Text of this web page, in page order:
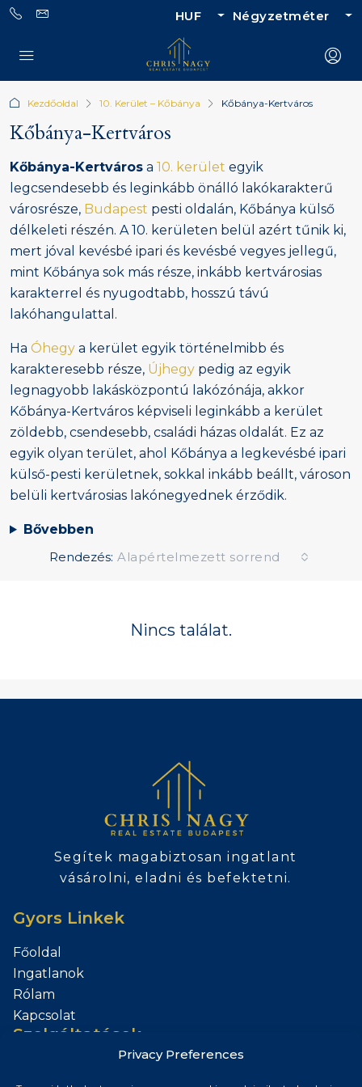
Privacy Preferences
HUF Négyzetméter
Kezdőoldal 10. Kerület – Kőbánya Kőbánya-Kertváros
Kőbánya-Kertváros
Kőbánya-Kertváros a 10. kerület egyik
legcsendesebb és leginkább önálló lakókarakterű
városrésze, Budapest pesti oldalán, Kőbánya külső
délkeleti részén. A 10. kerületen belül azért tűnik ki,
mert jóval kevésbé ipari és kevésbé vegyes jellegű,
mint Kőbánya sok más része, inkább kertvárosias
karakterrel és nyugodtabb, hosszú távú
lakóhangulattal.
Ha Óhegy a kerület egyik történelmibb és
karakteresebb része, Újhegy pedig az egyik
legnagyobb lakásközpontú lakózónája, akkor
Kőbánya-Kertváros képviseli leginkább a kerület
zöldebb, csendesebb, családi házas oldalát. Ez az
egyik olyan terület, ahol Kőbánya a legkevésbé ipari
külső-pesti kerületnek, sokkal inkább beállt, városon
belüli kertvárosias lakónegyednek érződik.
Bővebben
Rendezés: Alapértelmezett sorrend
Nincs találat.
Segítek magabiztosan ingatlant
vásárolni, eladni és befektetni.
Gyors Linkek
Főoldal
Ingatlanok
Rólam
Kapcsolat
Szolgáltatások